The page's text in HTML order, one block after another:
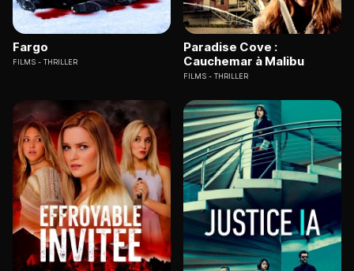
Fargo
FILMS THRILLER
Paradise Cove :
Cauchemar à Malibu
FILMS THRILLER